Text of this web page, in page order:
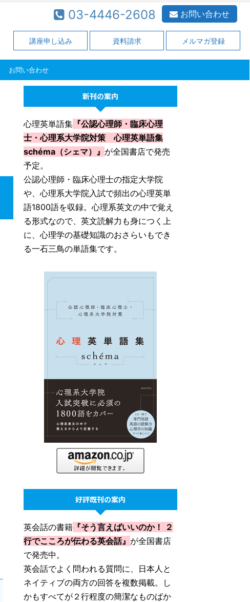
03-4446-2608
03-4446-2608 お問い合わせ
お問い合わせ
講座申し込み 資料請求 メルマガ登録
新刊の案内
心理英単語集 『公認心理師・臨床心理
士・心理系大学院対策 心理英単語集
schéma（シェマ）』 が全国書店で発売
予定。
公認心理師・臨床心理士の指定大学院
や、心理系大学院入試で頻出の心理英単
語1800語を収録。心理系英文の中で覚え
る形式なので、英文読解力も身につく上
に、心理学の基礎知識のおさらいもでき
る一石三鳥の単語集です。
好評既刊の案内
英会話の書籍 『そう言えばいいのか！ ２
行でこころが伝わる英会話』 が全国書店
で発売中。
英会話でよく問われる質問に、日本人と
ネイティブの両方の回答を複数掲載。し
かもすべてが２行程度の簡潔なものばか